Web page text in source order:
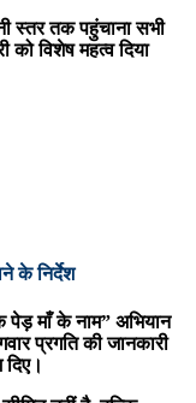
स्तर तक पहुंचाना सभी
को विशेष महत्व दिया
के निर्देश
माँ के नाम” अभियान
प्रगति की जानकारी